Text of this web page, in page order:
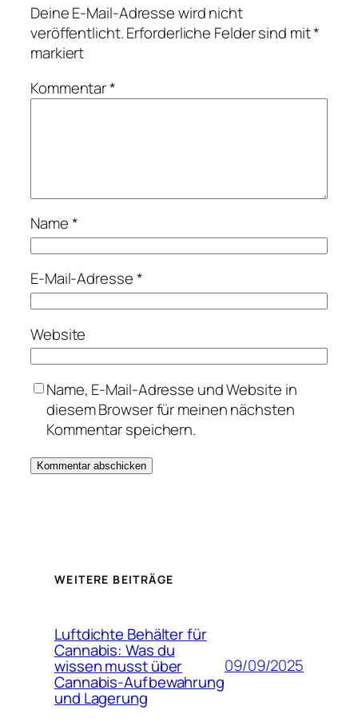
Deine E-Mail-Adresse wird nicht
veröffentlicht.Erforderliche Felder sind mit*
markiert
Kommentar*
Name*
E-Mail-Adresse*
Website
Name, E-Mail-Adresse und Website in
diesem Browser für meinen nächsten
Kommentar speichern.
WEITERE BEITRÄGE
Luftdichte Behälter für
Cannabis: Was du
wissen musst über
Cannabis-Aufbewahrung
und Lagerung
09/09/2025